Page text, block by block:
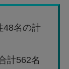
48名の計
計562名